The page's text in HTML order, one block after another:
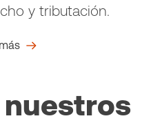
y tributación.